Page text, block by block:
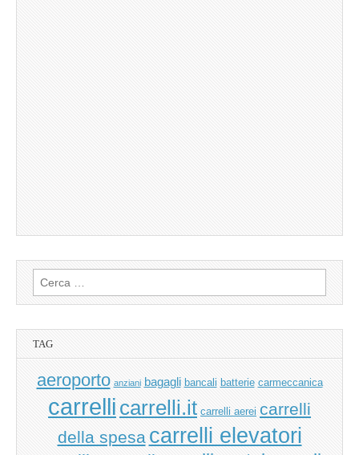
Ricerca
per:
TAG
aeroporto anziani bagagli bancali batterie carmeccanica
carrelli carrelli.it carrelli aerei carrelli
della spesa carrelli elevatori